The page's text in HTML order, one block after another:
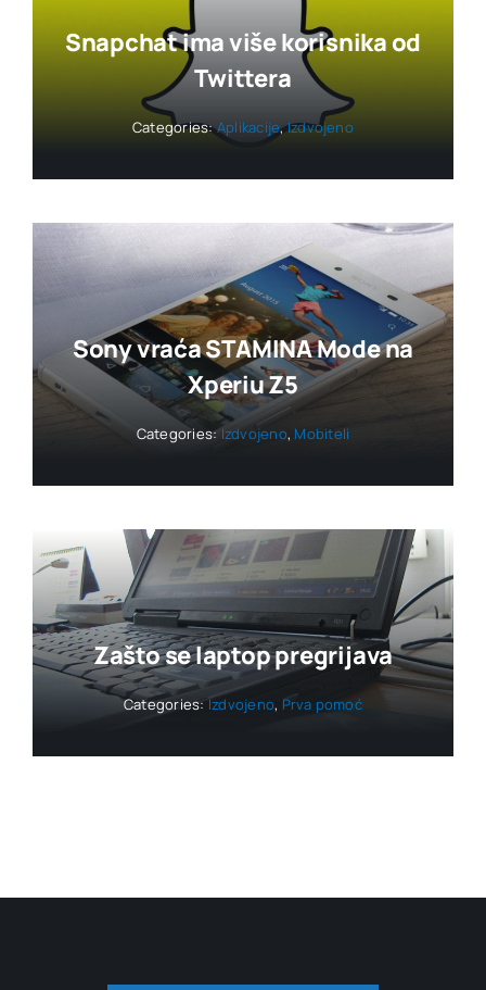
Snapchat ima više korisnika od
Twittera
Categories:Aplikacije,Izdvojeno
Sony vraća STAMINA Mode na
Xperiu Z5
Categories:Izdvojeno, Mobiteli
Zašto se laptop pregrijava
Categories:Izdvojeno, Prva pomoć